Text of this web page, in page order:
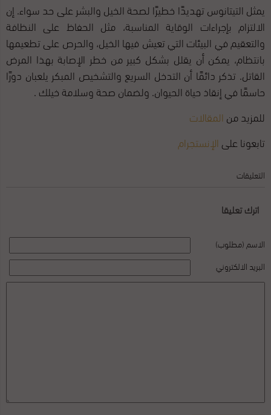
يمثل التيتانوس تهديدًا خطيرًا لصحة الخيل والبشر على حد سواء. إن
الالتزام بإجراءات الوقاية المناسبة، مثل الحفاظ على النظافة
والتعقيم في البيئات التي تعيش فيها الخيل، والحرص على تطعيمها
بانتظام، يمكن أن يقلل بشكل كبير من خطر الإصابة بهذا المرض
القاتل. تذكر دائمًا أن التدخل السريع والتشخيص المبكر يلعبان دورًا
حاسمًا في إنقاذ حياة الحيوان. ولضمان صحة وسلامة خيلك .
للمزيد من المقالات
تابعونا على الإنستجرام
التعليقات
اترك تعليقا
الاسم (مطلوب)
البريد الالكتروني